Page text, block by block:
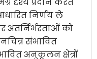
निर्णय ले
अंतर्निर्भरताओं को
संभावित
अनुकूलन क्षेत्रों